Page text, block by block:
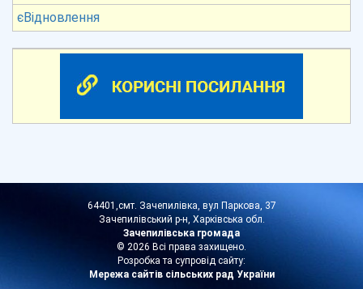
єВідновлення
64401,смт. Зачепилівка, вул Паркова, 37
Зачепилівський р-н, Харківська обл.
Зачепилівська громада
© 2026 Всі права захищено.
Розробка та супровід сайту:
Мережа сайтів сільських рад України